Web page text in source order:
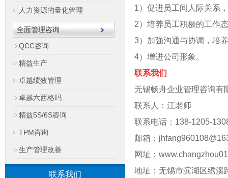
人力资源的量化管理
全面管理咨询
QCC咨询
精益生产
卓越绩效管理
卓越六西格玛
精益5S/6S咨询
TPM咨询
生产管理改善
联系我们
1）促进员工间人际关系
2）培养员工积极的工作
3）加强沟通与协调，培
4）增进公司形象。
联系我们
无锡畅舟企业管理咨询有
联系人：江老师
联系电话：138-1205-
邮箱：
网址：
地址：无锡市滨湖区绣溪